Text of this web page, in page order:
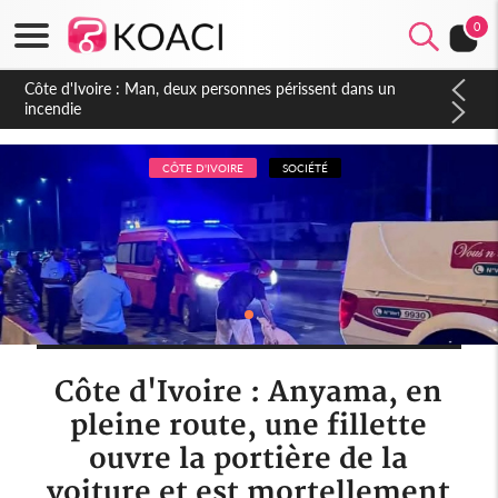
0
Côte d'Ivoire : Séileu, la célébration de la fête nationale
transformée en vaste campagne contre les produits
dépigmentants dangereux
CÔTE D'IVOIRE SOCIÉTÉ
Côte d'Ivoire : Anyama, en
pleine route, une fillette
ouvre la portière de la